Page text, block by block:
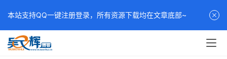
本站支持QQ一键注册登录，所有资源下载均在文章底部~